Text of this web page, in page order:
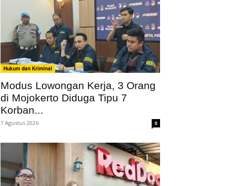
Hukum dan Kriminal
Modus Lowongan Kerja, 3 Orang
di Mojokerto Diduga Tipu 7
Korban...
7 Agustus 2026 0